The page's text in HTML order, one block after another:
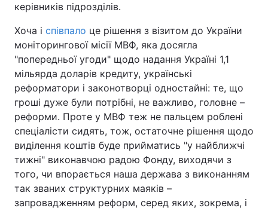
керівників підрозділів.
Хоча і співпало це рішення з візитом до України
моніторингової місії МВФ, яка досягла
"попередньої угоди" щодо надання Україні 1,1
мільярда доларів кредиту, українські
реформатори і законотворці одностайні: те, що
гроші дуже були потрібні, не важливо, головне –
реформи. Проте у МВФ теж не пальцем роблені
спеціалісти сидять, тож, остаточне рішення щодо
виділення коштів буде прийматись "у найближчі
тижні" виконавчою радою Фонду, виходячи з
того, чи впорається наша держава з виконанням
так званих структурних маяків –
запровадженням реформ, серед яких, зокрема, і